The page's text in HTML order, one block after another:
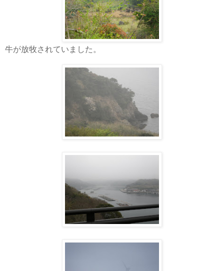
牛が放牧されていました。